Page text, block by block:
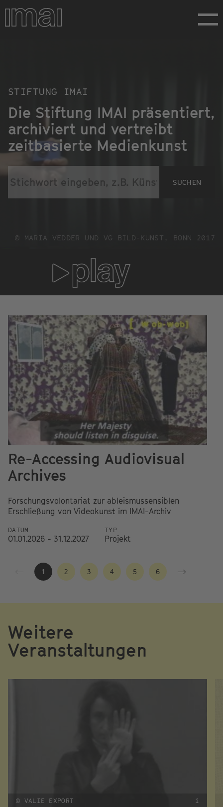
Direkt
zum
Inhalt
STIFTUNG IMAI
Die Stiftung IMAI präsentiert,
archiviert und vertreibt
zeitbasierte Medienkunst
SUCHEN
© MARIA VEDDER UND VG BILD-KUNST, BONN 2017
DATUM
01.01.2026 - 31.12.2027
TYP
Projekt
Re-Accessing Audiovisual
Archives
Forschungsvolontariat zur ableismussensiblen
Erschließung von Videokunst im IMAI-Archiv
1 2 3 4 5 6
Weitere
Veranstaltungen
© VALIE EXPORT i